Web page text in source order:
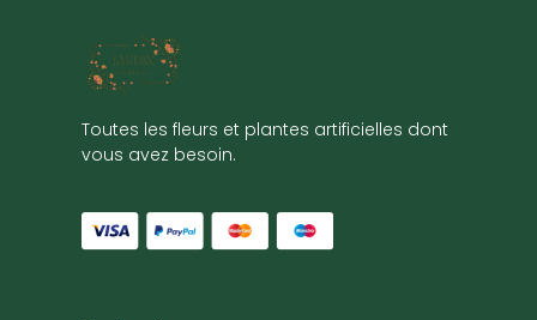
Toutes les fleurs et plantes artificielles dont
vous avez besoin.